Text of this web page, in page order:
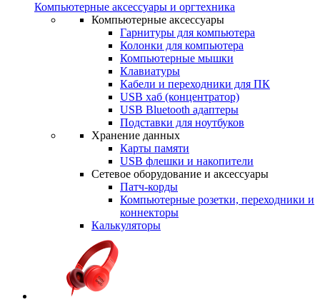
Компьютерные аксессуары и оргтехника
Компьютерные аксессуары
Гарнитуры для компьютера
Колонки для компьютера
Компьютерные мышки
Клавиатуры
Кабели и переходники для ПК
USB хаб (концентратор)
USB Bluetooth адаптеры
Подставки для ноутбуков
Хранение данных
Карты памяти
USB флешки и накопители
Сетевое оборудование и аксессуары
Патч-корды
Компьютерные розетки, переходники и
коннекторы
Калькуляторы